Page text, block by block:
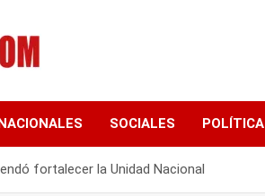
SOCIALES POLÍTICA
fortalecer la Unidad Nacional